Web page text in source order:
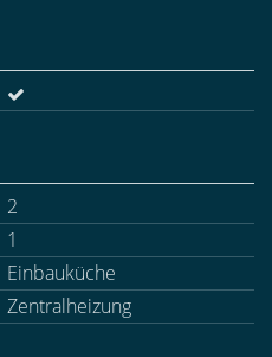
2
1
Einbauküche
Zentralheizung